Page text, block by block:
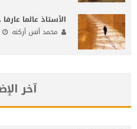
الأستاذ عالما
محمد أنس أركنه
آخر